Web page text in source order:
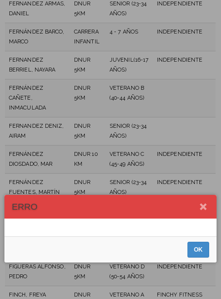
FERNANDEZ ARMAS,
DANIEL
DNUR
5KM
SENIOR (23-34
AÑOS)
INDEPENDIENTE
FERNÁNDEZ BARCO,
MARCO
CARRERA
INFANTIL
4 - 7 AÑOS INDEPENDIENTE
FERNANDEZ
BERRIEL, NAYARA
DNUR
5KM
JUVENIL(16-17
AÑOS)
INDEPENDIENTE
FERNÁNDEZ
CAÑETE,
INMACULADA
DNUR
5KM
VETERANO B
(40-44 AÑOS)
FERNANDEZ DENIZ,
AIRAM
DNUR
5KM
SENIOR (23-34
AÑOS)
FERNÁNDEZ
DIOSDADO, MAR
DNUR 10
KM
VETERANO C
(45-49 AÑOS)
INDEPENDIENTE
FERNÁNDEZ
FUENTES, MARTÍN
DNUR
5KM
SENIOR (23-34
AÑOS)
INDEPENDIENTE
FERNÁNDEZ
MAESTRE, JOSÉ
KM
AÑOS)
DISA HPS TRIATLÓN
FERNANDEZ TAVIO,
DNUR
SENIOR (23-34
INDEPENDIENTE
FIGUERAS ALFONSO,
PEDRO
DNUR
5KM
VETERANO D
(50-54 AÑOS)
INDEPENDIENTE
FINCH, FREYA
DNUR
VETERANO A
FINCHY FITNESS
ERRO
OK